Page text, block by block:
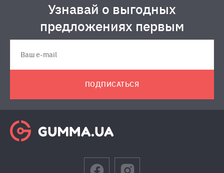
Узнавай о выгодных
предложениях первым
ПОДПИСАТЬСЯ